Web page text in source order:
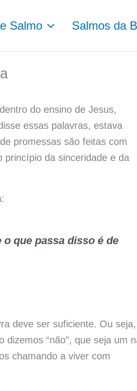
Salmo Salmos da
do ensino de Jesus,
essas palavras, estava
promessas são feitas com
princípio da sinceridade e da
que passa disso é de
deve ser suficiente. Ou seja,
dizemos “não”, que seja um
chamando a viver com